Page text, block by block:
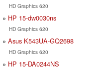
HD Graphics 620
HP 15-dw0030ns
HD Graphics 620
Asus K543UA-GQ2698
HD Graphics 620
HP 15-DA0244NS